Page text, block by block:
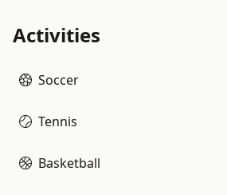
Activities
Soccer
Tennis
Basketball